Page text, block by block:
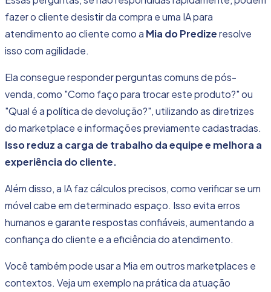
fazer o cliente desistir da compra e uma IA para
atendimento ao cliente como a Mia do Predizeresolve
isso com agilidade.
Ela consegue responder perguntas comuns de pós-
venda, como "Como faço para trocar este produto?" ou
"Qual é a política de devolução?", utilizando as diretrizes
do marketplace e informações previamente cadastradas.
Isso reduz a carga de trabalho da equipe e melhora a
experiência do cliente.
Além disso, a IA faz cálculos precisos, como verificar se um
móvel cabe em determinado espaço. Isso evita erros
humanos e garante respostas confiáveis, aumentando a
confiança do cliente e a eficiência do atendimento.
Você também pode usar a Mia em outros marketplaces e
contextos. Veja um exemplo na prática da atuação